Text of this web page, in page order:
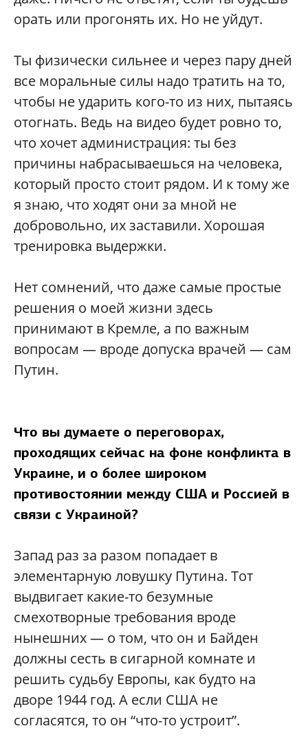
орать или прогонять их. Но не уйдут.
Ты физически сильнее и через пару дней
все моральные силы надо тратить на то,
чтобы не ударить кого-то из них, пытаясь
отогнать. Ведь на видео будет ровно то,
что хочет администрация: ты без
причины набрасываешься на человека,
который просто стоит рядом. И к тому же
я знаю, что ходят они за мной не
добровольно, их заставили. Хорошая
тренировка выдержки.
Нет сомнений, что даже самые простые
решения о моей жизни здесь
принимают в Кремле, а по важным
вопросам — вроде допуска врачей — сам
Путин.
Что вы думаете о переговорах,
проходящих сейчас на фоне конфликта в
Украине, и о более широком
противостоянии между США и Россией в
связи с Украиной?
Запад раз за разом попадает в
элементарную ловушку Путина. Тот
выдвигает какие-то безумные
смехотворные требования вроде
нынешних — о том, что он и Байден
должны сесть в сигарной комнате и
решить судьбу Европы, как будто на
дворе 1944 год. А если США не
согласятся, то он “что-то устроит”.